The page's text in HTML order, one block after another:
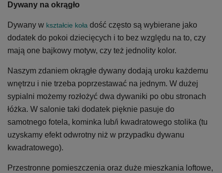
Dywany na okrągło
Dywany w kształcie koła dość często są wybierane jako
dodatek do pokoi dziecięcych i to bez względu na to, czy
mają one bajkowy motyw, czy też jednolity kolor.
Naszym zdaniem okrągłe dywany dodają uroku każdemu
wnętrzu i nie trzeba poprzestawać na jednym. W dużej
sypialni możemy rozłożyć dwa dywaniki po obu stronach
łóżka. W salonie taki dodatek pięknie pasuje do
samotnego fotela, kominka lub/i kwadratowego stolika (tu
uzyskamy efekt odwrotny niż w przypadku dywanu
kwadratowego).
Przestronne pomieszczenia oraz duże mieszkania loftowe,